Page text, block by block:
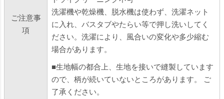
ご注意事
項
洗濯機や乾燥機、脱水機は使わず、洗濯ネット
に入れ、バスタブやたらい等で押し洗いしてく
ださい。洗濯により、風合いの変化や多少縮む
場合があります。
■生地幅の都合上、生地を接いで縫製しています
ので、柄が続いていないところがあります。 ご
了承ください。